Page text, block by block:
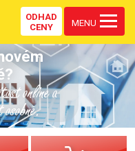
ODHAD
CENY
MENU
online a